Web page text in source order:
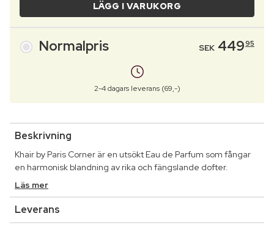
LÄGG I VARUKORG
Normalpris SEK 44995
2-4 dagars leverans (69,-)
Beskrivning
Khair by Paris Corner är en utsökt Eau de Parfum som fångar
en harmonisk blandning av rika och fängslande dofter.
Läs mer
Leverans